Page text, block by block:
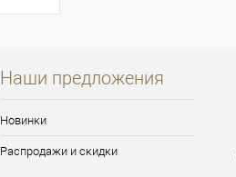
Наши предложения
Новинки
Распродажи и скидки